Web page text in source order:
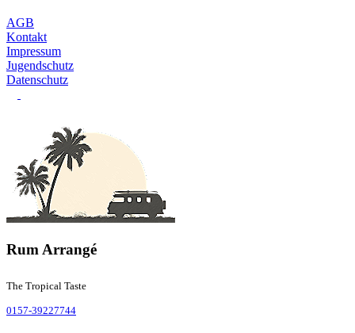
AGB
Kontakt
Impressum
Jugendschutz
Datenschutz
Rum Arrangé
The Tropical Taste
0157-39227744